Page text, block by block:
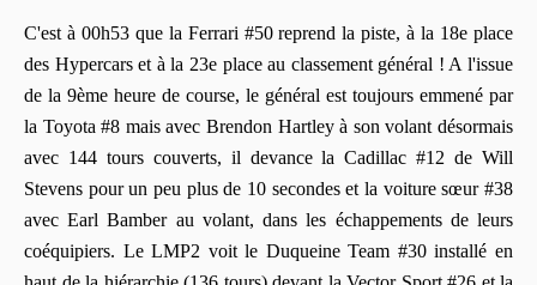
C'est à 00h53 que la Ferrari #50 reprend la piste, à la 18e place
des Hypercars et à la 23e place au classement général ! A l'issue
de la 9ème heure de course, le général est toujours emmené par
la Toyota #8 mais avec Brendon Hartley à son volant désormais
avec 144 tours couverts, il devance la Cadillac #12 de Will
Stevens pour un peu plus de 10 secondes et la voiture sœur #38
avec Earl Bamber au volant, dans les échappements de leurs
coéquipiers. Le LMP2 voit le Duqueine Team #30 installé en